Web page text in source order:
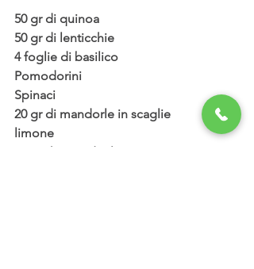
50 gr di quinoa
50 gr di lenticchie
4 foglie di basilico
Pomodorini
Spinaci
20 gr di mandorle in scaglie
limone
1 cucchiaino di olio evo